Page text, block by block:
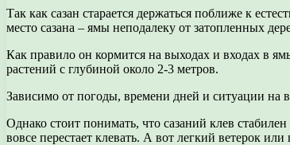
Так как сазан старается держаться поближе к
место сазана – ямы неподалеку от затопленных
Как правило он кормится на выходах и входах в
растений с глубиной около 2-3 метров.
Зависимо от погоды, времени дней и ситуации на
Однако стоит понимать, что сазаний клев
вовсе перестает клевать. А вот легкий ветерок